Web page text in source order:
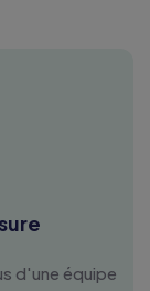
d'une équipe